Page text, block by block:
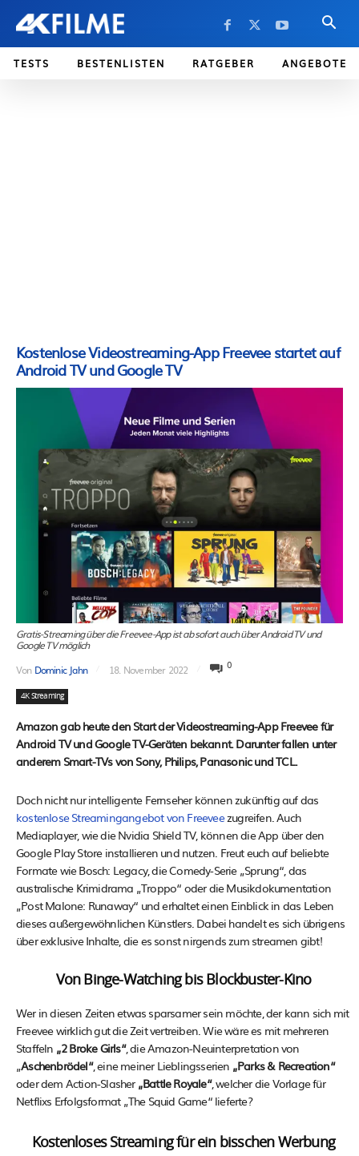
TESTS BESTENLISTEN RATGEBER ANGEBOTE
Kostenlose Videostreaming-App Freevee startet auf
Android TV und Google TV
Gratis-Streaming über die Freevee-App ist ab sofort auch über Android TV und
Google TV möglich
Von Dominic Jahn 18. November 2022 0
4K Streaming
Amazon gab heute den Start der Videostreaming-App Freevee für
Android TV und Google TV-Geräten bekannt. Darunter fallen unter
anderem Smart-TVs von Sony, Philips, Panasonic und TCL.
Doch nicht nur intelligente Fernseher können zukünftig auf das
kostenlose Streamingangebot von Freeveezugreifen. Auch
Mediaplayer, wie die Nvidia Shield TV, können die App über den
Google Play Store installieren und nutzen. Freut euch auf beliebte
Formate wie Bosch: Legacy, die Comedy-Serie „Sprung“, das
australische Krimidrama „Troppo“ oder die Musikdokumentation
„Post Malone: Runaway“ und erhaltet einen Einblick in das Leben
dieses außergewöhnlichen Künstlers. Dabei handelt es sich übrigens
über exklusive Inhalte, die es sonst nirgends zum streamen gibt!
Von Binge-Watching bis Blockbuster-Kino
Wer in diesen Zeiten etwas sparsamer sein möchte, der kann sich mit
Freevee wirklich gut die Zeit vertreiben. Wie wäre es mit mehreren
Staffeln „2 Broke Girls“, die Amazon-Neuinterpretation von
„Aschenbrödel“, eine meiner Lieblingsserien „Parks & Recreation“
oder dem Action-Slasher „Battle Royale“, welcher die Vorlage für
Netflixs Erfolgsformat „The Squid Game“ lieferte?
Kostenloses Streaming für ein bisschen Werbung